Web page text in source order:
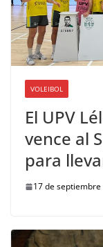
VOLEIBOL
El UPV
vence al
para
17 de